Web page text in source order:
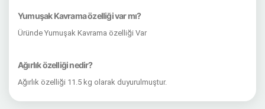
Yumuşak Kavrama özelliği var mı?
Üründe Yumuşak Kavrama özelliği Var
Ağırlık özelliği nedir?
Ağırlık özelliği 11.5 kg olarak duyurulmuştur.